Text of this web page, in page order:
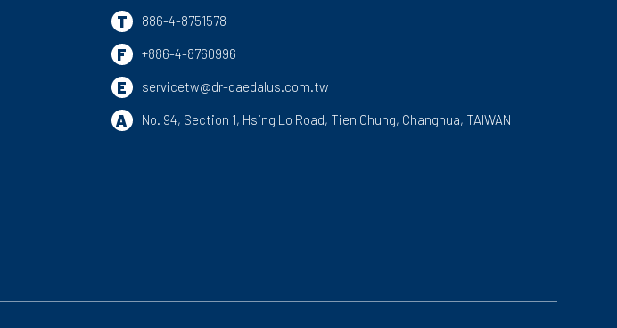
T
886-4-8751578
F +886-4-8760996
E servicetw@dr-daedalus.com.tw
A No. 94, Section 1, Hsing Lo Road, Tien Chung, Changhua, TAIWAN